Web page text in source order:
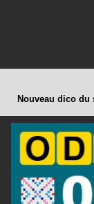
Nouveau dico du